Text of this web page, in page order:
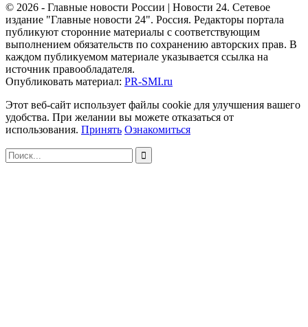
© 2026 - Главные новости России | Новости 24. Сетевое
издание "Главные новости 24". Россия. Редакторы портала
публикуют сторонние материалы с соответствующим
выполнением обязательств по сохранению авторских прав. В
каждом публикуемом материале указывается ссылка на
источник правообладателя.
Опубликовать материал: PR-SMI.ru
Этот веб-сайт использует файлы cookie для улучшения вашего
удобства. При желании вы можете отказаться от
использования. Принять Ознакомиться